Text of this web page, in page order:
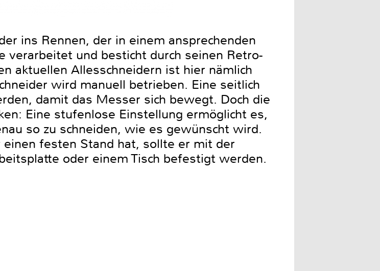
ins Rennen, der in einem ansprechenden
verarbeitet und besticht durch seinen Retro-
aktuellen Allesschneidern ist hier nämlich
wird manuell betrieben. Eine seitlich
damit das Messer sich bewegt. Doch die
Eine stufenlose Einstellung ermöglicht es,
so zu schneiden, wie es gewünscht wird.
festen Stand hat, sollte er mit der
oder einem Tisch befestigt werden.